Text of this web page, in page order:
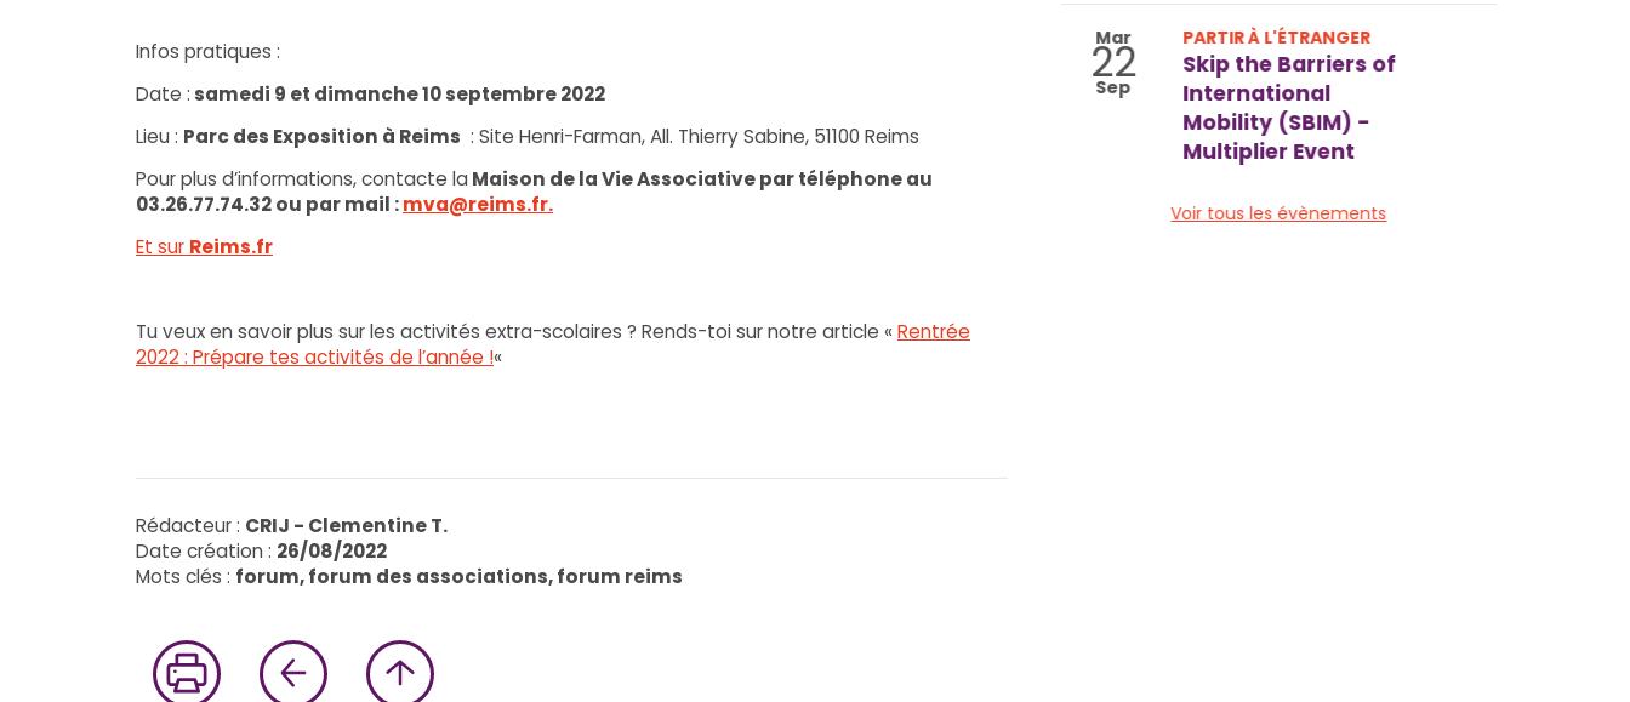
Infos pratiques :
Date : samedi 9 et dimanche 10 septembre 2022
Lieu : Parc des Exposition à Reims : Site Henri-Farman, All. Thierry Sabine, 51100 Reims
Pour plus d’informations, contacte la Maison de la Vie Associative par téléphone au
03.26.77.74.32 ou par mail :mva@reims.fr.
Et sur Reims.fr
Tu veux en savoir plus sur les activités extra-scolaires ? Rends-toi sur notre article « Rentrée
2022 : Prépare tes activités de l’année !«
Rédacteur : CRIJ - Clementine T.
Date création : 26/08/2022
Mots clés : forum, forum des associations, forum reims
Mar
22
Sep
PARTIR À L'ÉTRANGER
Skip the Barriers of
International
Mobility (SBIM) -
Multiplier Event
Voir tous les évènements